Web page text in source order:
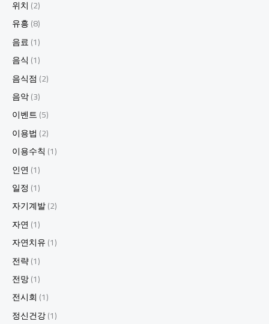
위치 (2)
유흥(8)
음료(1)
음식 (1)
음식점 (2)
음악(3)
이벤트(5)
이용법 (2)
이용수칙 (1)
인연(1)
일정 (1)
자기계발(2)
자연(1)
자연치유(1)
전략(1)
전망(1)
전시회 (1)
정신건강(1)